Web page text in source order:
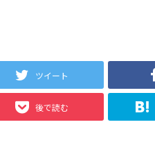
ツイート
後で読む